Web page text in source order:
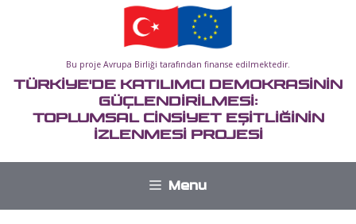
Bu proje Avrupa Birliği tarafından finanse edilmektedir.
TÜRKİYE'DE KATILIMCI DEMOKRASİNİN
GÜÇLENDİRİLMESİ:
TOPLUMSAL CİNSİYET EŞİTLİĞİNİN
İZLENMESİ PROJESİ
Menu